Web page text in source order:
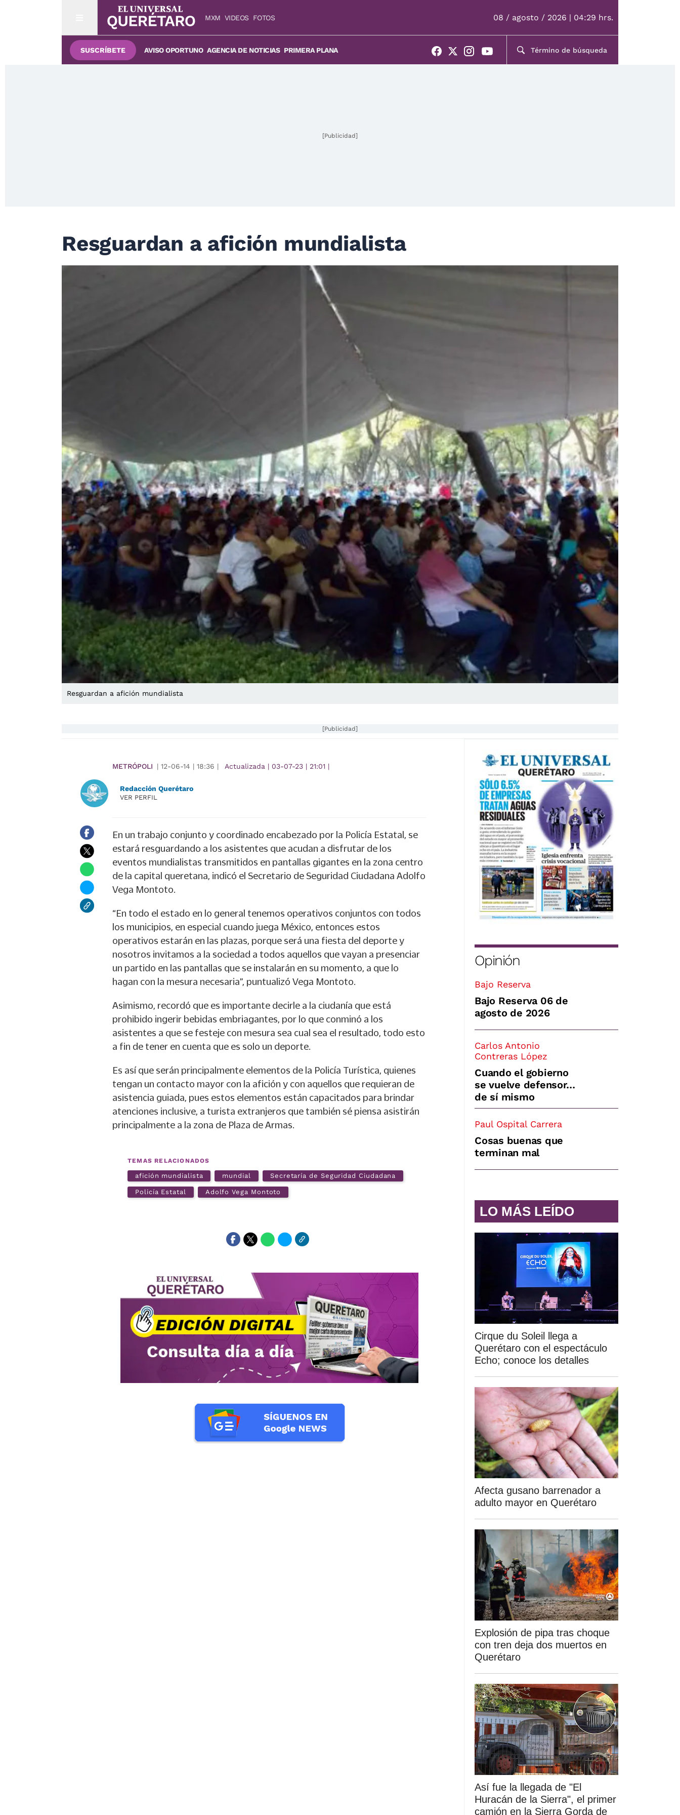
MXM VIDEOS FOTOS 08 / agosto / 2026 | 04:29 hrs.
SUSCRÍBETE AVISO OPORTUNO AGENCIA DE NOTICIAS PRIMERA PLANA
[Publicidad]
Resguardan a afición mundialista
Resguardan a afición mundialista
[Publicidad]
METRÓPOLI | 12-06-14 | 18:36 | Actualizada | 03-07-23 | 21:01 |
Redacción Querétaro
VER PERFIL
En un trabajo conjunto y coordinado encabezado por la Policía Estatal, se
estará resguardando a los asistentes que acudan a disfrutar de los
eventos mundialistas transmitidos en pantallas gigantes en la zona centro
de la capital queretana, indicó el Secretario de Seguridad Ciudadana Adolfo
Vega Montoto.
“En todo el estado en lo general tenemos operativos conjuntos con todos
los municipios, en especial cuando juega México, entonces estos
operativos estarán en las plazas, porque será una fiesta del deporte y
nosotros invitamos a la sociedad a todos aquellos que vayan a presenciar
un partido en las pantallas que se instalarán en su momento, a que lo
hagan con la mesura necesaria”, puntualizó Vega Montoto.
Asimismo, recordó que es importante decirle a la ciudanía que está
prohibido ingerir bebidas embriagantes, por lo que conminó a los
asistentes a que se festeje con mesura sea cual sea el resultado, todo esto
a fin de tener en cuenta que es solo un deporte.
Es así que serán principalmente elementos de la Policía Turística, quienes
tengan un contacto mayor con la afición y con aquellos que requieran de
asistencia guiada, pues estos elementos están capacitados para brindar
atenciones inclusive, a turista extranjeros que también sé piensa asistirán
principalmente a la zona de Plaza de Armas.
TEMAS RELACIONADOS
afición mundialista mundial Secretaría de Seguridad Ciudadana
Policía Estatal Adolfo Vega Montoto
Opinión
Bajo Reserva
Bajo Reserva 06 de
agosto de 2026
Carlos Antonio
Contreras López
Cuando el gobierno
se vuelve defensor…
de sí mismo
Paul Ospital Carrera
Cosas buenas que
terminan mal
LO MÁS LEÍDO
Cirque du Soleil llega a
Querétaro con el espectáculo
Echo; conoce los detalles
Afecta gusano barrenador a
adulto mayor en Querétaro
Explosión de pipa tras choque
con tren deja dos muertos en
Querétaro
Así fue la llegada de "El
Huracán de la Sierra", el primer
camión en la Sierra Gorda de